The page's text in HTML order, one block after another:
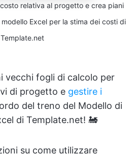
relativa al progetto e crea piani
Excel per la stima dei costi di
Template.net
vecchi fogli di calcolo per
di progetto e gestire i
del treno del Modello di
di Template.net! 🚂
su come utilizzare